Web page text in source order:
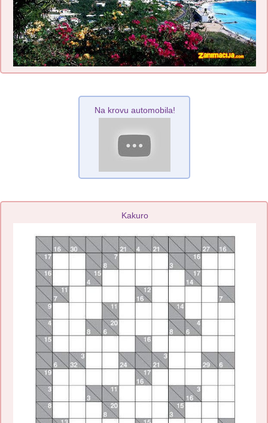
Na krovu automobila!
Kakuro